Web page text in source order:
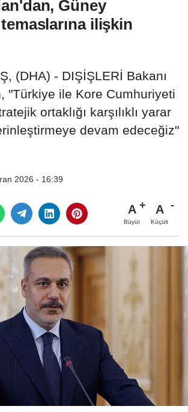
Güney
ilişkin
(DHA) - DIŞİŞLERİ Bakanı
"Türkiye ile Kore Cumhuriyeti
ortaklığı karşılıklı yarar
devam edeceğiz"
2026 - 16:39
A
Büyüt
A
Küçült